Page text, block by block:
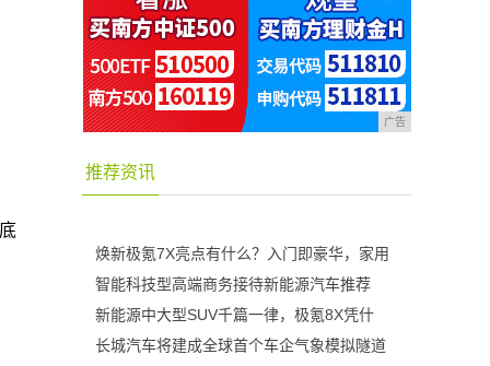
广告
推荐资讯
焕新极氪7X亮点有什么？入门即豪华，家用
智能科技型高端商务接待新能源汽车推荐
新能源中大型SUV千篇一律，极氪8X凭什
长城汽车将建成全球首个车企气象模拟隧道